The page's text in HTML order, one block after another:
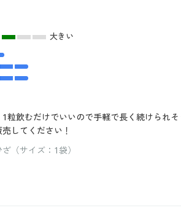
大きい
粒飲むだけでいいので手軽で長く続けられ
してください！
（サイズ：1袋）